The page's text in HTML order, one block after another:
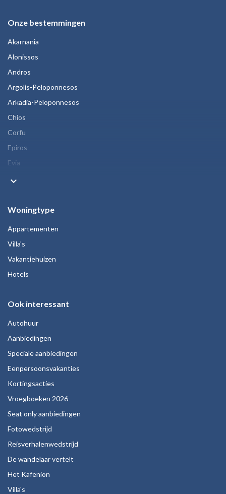
Onze bestemmingen
Akarnania
Alonissos
Andros
Argolis-Peloponnesos
Arkadia-Peloponnesos
Chios
Corfu
Epiros
Evia
keyboard_arrow_down
Woningtype
Appartementen
Villa's
Vakantiehuizen
Hotels
Ook interessant
Autohuur
Aanbiedingen
Speciale aanbiedingen
Eenpersoonsvakanties
Kortingsacties
Vroegboeken 2026
Seat only aanbiedingen
Fotowedstrijd
Reisverhalenwedstrijd
De wandelaar vertelt
Het Kafenion
Villa's